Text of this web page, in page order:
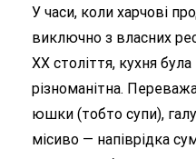
У часи, коли харчові
виключно з власних
XX століття, кухня
різноманітна.
юшки (тобто супи),
місиво — напіврідка